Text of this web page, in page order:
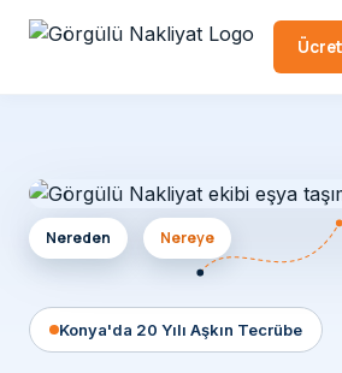
Konya'da 20 Yılı Aşkın Tecrübe
Nereden Nereye